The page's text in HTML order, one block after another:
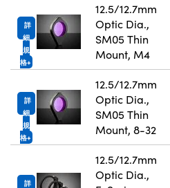
詳
細
規
格
12.5/12.7mm
Optic Dia.,
SM05 Thin
Mount, M4
詳
細
規
格
12.5/12.7mm
Optic Dia.,
SM05 Thin
Mount, 8-32
詳
12.5/12.7mm
Optic Dia.,